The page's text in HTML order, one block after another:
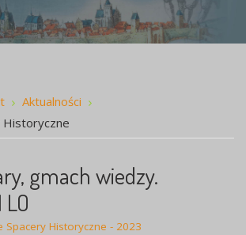
Aktualności
Historyczne
gmach wiedzy.
Spacery Historyczne - 2023